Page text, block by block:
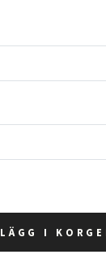
LÄGG I